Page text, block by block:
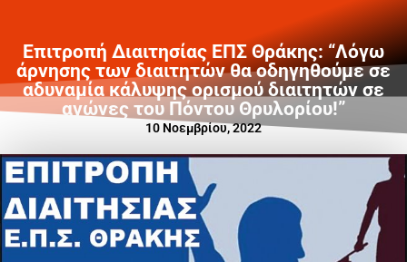
Επιτροπή Διαιτησίας ΕΠΣ Θράκης: “Λόγω
άρνησης των διαιτητών θα οδηγηθούμε σε
αδυναμία κάλυψης ορισμού διαιτητών σε
αγώνες του Πόντου Θρυλορίου!”
10 Νοεμβρίου, 2022